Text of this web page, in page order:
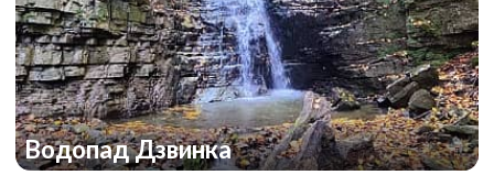
Водопад Дзвинка